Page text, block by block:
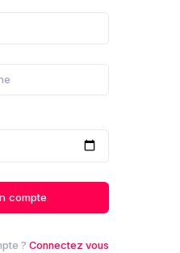
compte
? Connectez vous